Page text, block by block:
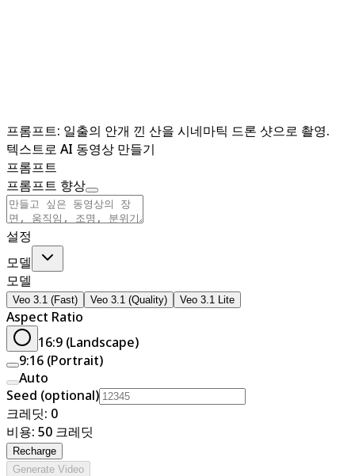
프롬프트: 일출의 안개 낀 산을 시네마틱 드론 샷으로 촬영.
텍스트로 AI 동영상 만들기
프롬프트
프롬프트 향상
설정
모델
모델
Veo 3.1 (Fast) Veo 3.1 (Quality) Veo 3.1 Lite
Aspect Ratio
16:9 (Landscape)
9:16 (Portrait)
Auto
Seed (optional)
크레딧: 0
비용: 50 크레딧
Recharge
Generate Video